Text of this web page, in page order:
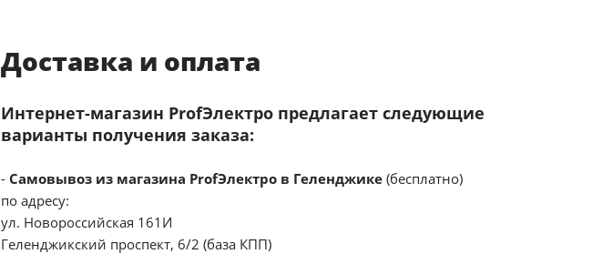
Доставка и оплата
Интернет-магазин ProfЭлектро предлагает следующие
варианты получения заказа:
- Самовывоз из магазина ProfЭлектро в Геленджике (бесплатно)
по адресу:
ул. Новороссийская 161И
Геленджикский проспект, 6/2 (база КПП)